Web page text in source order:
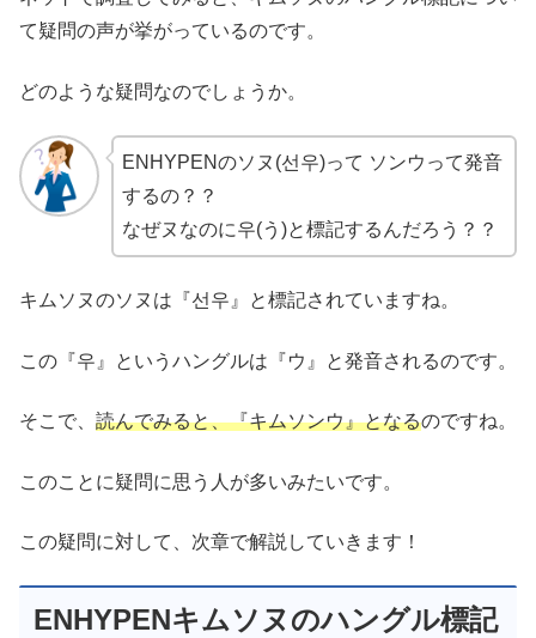
て疑問の声が挙がっているのです。
どのような疑問なのでしょうか。
ENHYPENのソヌ(선우)って ソンウって発音
するの？？
なぜヌなのに우(う)と標記するんだろう？？
キムソヌのソヌは『선우』と標記されていますね。
この『우』というハングルは『ウ』と発音されるのです。
そこで、 読んでみると、『キムソンウ』となるのですね。
このことに疑問に思う人が多いみたいです。
この疑問に対して、次章で解説していきます！
ENHYPENキムソヌのハングル標記